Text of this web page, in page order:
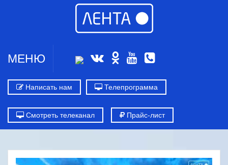
МЕНЮ
Написать нам Телепрограмма
Смотреть телеканал Прайс-лист